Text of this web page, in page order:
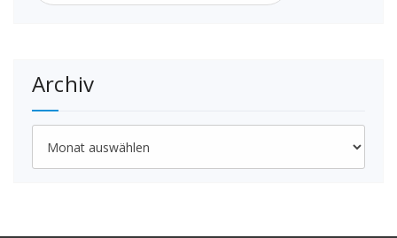
Archiv